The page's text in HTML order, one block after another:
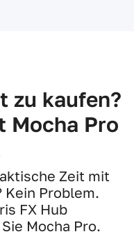
zu kaufen?
Mocha Pro
Zeit mit
Kein Problem.
FX Hub
Mocha Pro.